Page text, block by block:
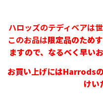
ハロッズのテディベアは
このお品は限定品のため
ますので、 なるべく早い
お買い上げにはHarrods
けい